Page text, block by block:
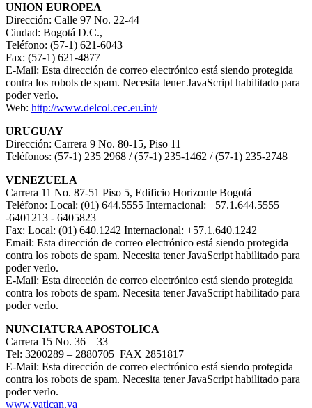
UNION EUROPEA
Dirección: Calle 97 No. 22-44
Ciudad: Bogotá D.C.,
Teléfono: (57-1) 621-6043
Fax: (57-1) 621-4877
E-Mail: Esta dirección de correo electrónico está siendo protegida
contra los robots de spam. Necesita tener JavaScript habilitado para
poder verlo.
Web: http://www.delcol.cec.eu.int/
URUGUAY
Dirección: Carrera 9 No. 80-15, Piso 11
Teléfonos: (57-1) 235 2968 / (57-1) 235-1462 / (57-1) 235-2748
VENEZUELA
Carrera 11 No. 87-51 Piso 5, Edificio Horizonte Bogotá
Teléfono: Local: (01) 644.5555 Internacional: +57.1.644.5555
-6401213 - 6405823
Fax: Local: (01) 640.1242 Internacional: +57.1.640.1242
Email: Esta dirección de correo electrónico está siendo protegida
contra los robots de spam. Necesita tener JavaScript habilitado para
poder verlo.
E-Mail: Esta dirección de correo electrónico está siendo protegida
contra los robots de spam. Necesita tener JavaScript habilitado para
poder verlo.
NUNCIATURA APOSTOLICA
Carrera 15 No. 36 – 33
Tel: 3200289 – 2880705 FAX 2851817
E-Mail: Esta dirección de correo electrónico está siendo protegida
contra los robots de spam. Necesita tener JavaScript habilitado para
poder verlo.
www.vatican.va